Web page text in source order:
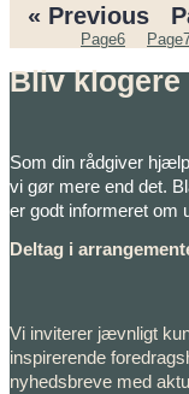
« Previous
Page6 Page
Bliv klogere
Som din rådgiver
vi gør mere end det.
er godt informeret om
Deltag i
Vi inviterer jævnligt
inspirerende
nyhedsbreve med